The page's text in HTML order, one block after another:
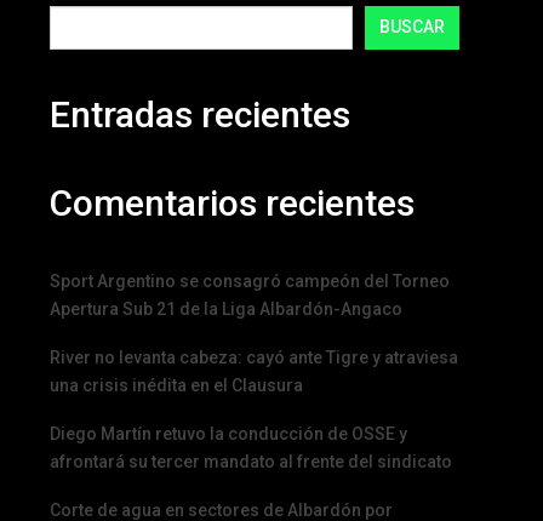
BUSCAR
Entradas recientes
Comentarios recientes
Sport Argentino se consagró campeón del Torneo
Apertura Sub 21 de la Liga Albardón-Angaco
River no levanta cabeza: cayó ante Tigre y atraviesa
una crisis inédita en el Clausura
Diego Martín retuvo la conducción de OSSE y
afrontará su tercer mandato al frente del sindicato
Corte de agua en sectores de Albardón por